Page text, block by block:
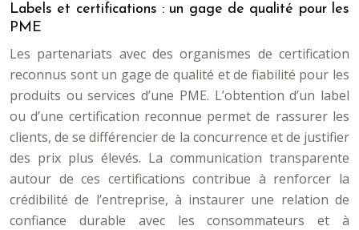
Labels et certifications : un gage de qualité pour les
PME
Les partenariats avec des organismes de certification
reconnus sont un gage de qualité et de fiabilité pour les
produits ou services d’une PME. L’obtention d’un label
ou d’une certification reconnue permet de rassurer les
clients, de se différencier de la concurrence et de justifier
des prix plus élevés. La communication transparente
autour de ces certifications contribue à renforcer la
crédibilité de l’entreprise, à instaurer une relation de
confiance durable avec les consommateurs et à